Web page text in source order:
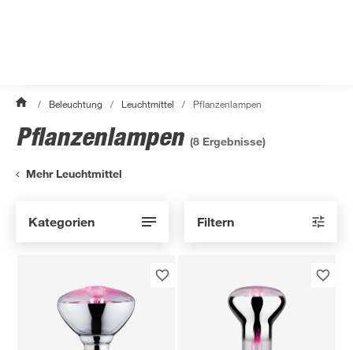
/ Beleuchtung / Leuchtmittel / Pflanzenlampen
Pflanzenlampen (8 Ergebnisse)
Mehr Leuchtmittel
Kategorien Filtern